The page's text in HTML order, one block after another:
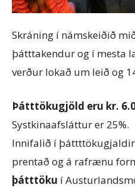
Skráning í námskeiðið
þátttakendur og í mesta
verður lokað um leið og
Þátttökugjöld eru kr.
Systkinaafsláttur er 25%.
Innifalið í
prentað og á rafrænu
þátttöku í